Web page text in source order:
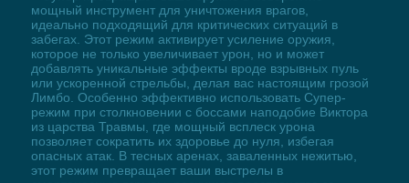
мощный инструмент для уничтожения врагов,
идеально подходящий для критических ситуаций в
забегах. Этот режим активирует усиление оружия,
которое не только увеличивает урон, но и может
добавлять уникальные эффекты вроде взрывных пуль
или ускоренной стрельбы, делая вас настоящим грозой
Лимбо. Особенно эффективно использовать Супер-
режим при столкновении с боссами наподобие Виктора
из царства Травмы, где мощный всплеск урона
позволяет сократить их здоровье до нуля, избегая
опасных атак. В тесных аренах, заваленных нежитью,
этот режим превращает ваши выстрелы в